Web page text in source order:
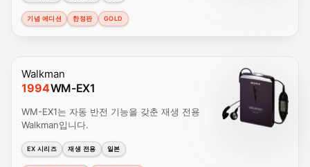
기념 에디션 한정판 GOLD
Walkman
1994WM-EX1
WM-EX1는 자동 반전 기능을 갖춘 재생 전용
Walkman입니다.
EX 시리즈 재생 전용 일본